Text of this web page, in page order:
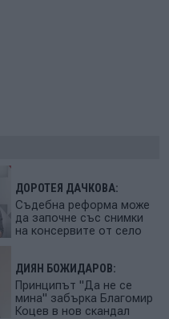
ДОРОТЕЯ ДАЧКОВА:
Съдебна реформа може
да започне със снимки
на консервите от село
ДИЯН БОЖИДАРОВ:
Принципът "Да не се
мина" забърка Благомир
Коцев в нов скандал